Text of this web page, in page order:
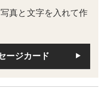
真と文字を入れて作
ージカード